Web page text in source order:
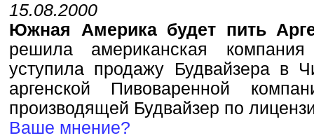
15.08.2000
Южная Америка будет пить
решила американская компания
уступила продажу Будвайзера в
аргенской Пивоваренной
производящей Будвайзер по
Ваше мнение?